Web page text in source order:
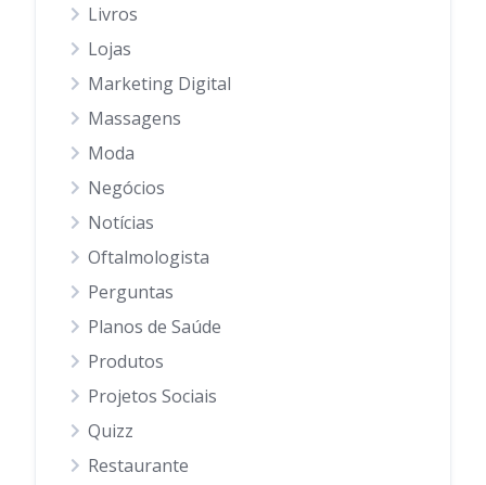
Livros
Lojas
Marketing Digital
Massagens
Moda
Negócios
Notícias
Oftalmologista
Perguntas
Planos de Saúde
Produtos
Projetos Sociais
Quizz
Restaurante